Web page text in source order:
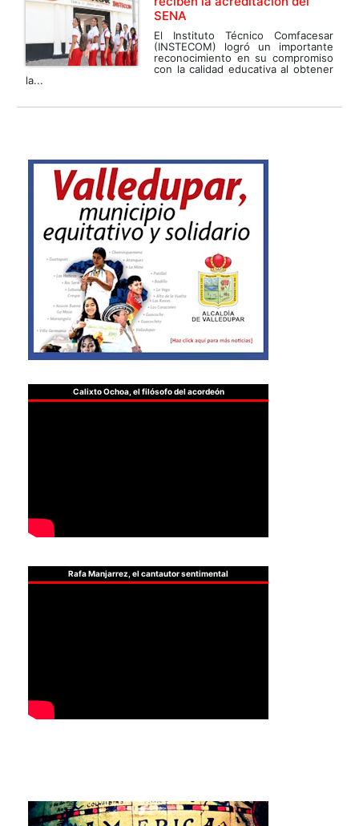
SENA
El Instituto Técnico Comfacesar
(INSTECOM) logró un importante
reconocimiento en su compromiso
con la calidad educativa al obtener
la...
Calixto Ochoa, el filósofo del acordeón
Rafa Manjarrez, el cantautor sentimental